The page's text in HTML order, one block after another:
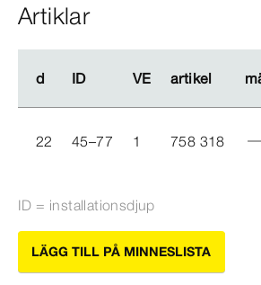
Artiklar
d ID VE artikel
d ID VE artikel
22 45–77 1 758 318
ID = installationsdjup
LÄGG TILL PÅ MINNESLISTA